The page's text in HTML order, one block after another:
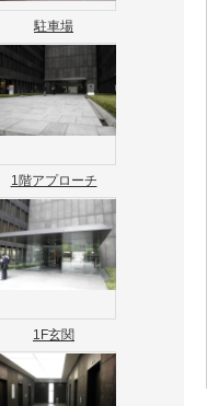
駐車場
1階アプローチ
1F玄関